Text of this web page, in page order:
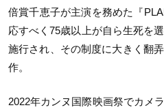
倍賞千恵子が主演を務めた『
応すべく75歳以上が自ら生死を
施行され、その制度に大きく翻
作。
2022年カンヌ国際映画祭でカメ